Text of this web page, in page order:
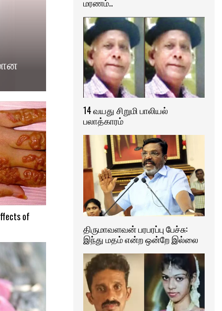
of
14 வயது சிறுமி பாலியல்
பலாத்காரம்
திருமாவளவன் பரபரப்பு பேச்சு:
இந்து மதம் என்ற ஒன்றே இல்லை